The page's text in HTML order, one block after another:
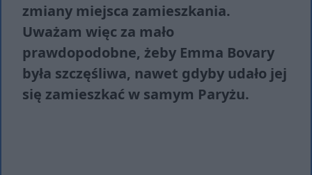
zmiany miejsca zamieszkania.
Uważam więc za mało
prawdopodobne, żeby Emma Bovary
była szczęśliwa, nawet gdyby udało jej
się zamieszkać w samym Paryżu.